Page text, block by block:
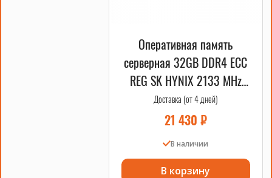
Оперативная память
серверная 32GB DDR4 ECC
REG SK HYNIX 2133 MHz
2DRx4 HPE OEM
Доставка (от 4 дней)
21 430 ₽
В наличии
В корзину